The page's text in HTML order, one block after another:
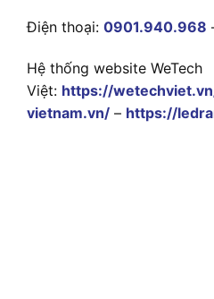
Điện thoại: 0901.940.968
Hệ thống website WeTech
Việt: https://
vietnam.vn/ – https://